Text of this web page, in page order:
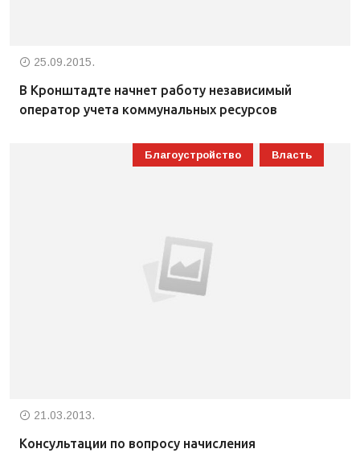
25.09.2015.
В Кронштадте начнет работу независимый
оператор учета коммунальных ресурсов
Благоустройство Власть
21.03.2013.
Консультации по вопросу начисления